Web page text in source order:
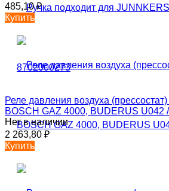
485,10₽
Купить
Реле давления воздуха
BOSCH GAZ 4000, BUDERUS U042
Нет в наличии
2 263,80 ₽
Купить